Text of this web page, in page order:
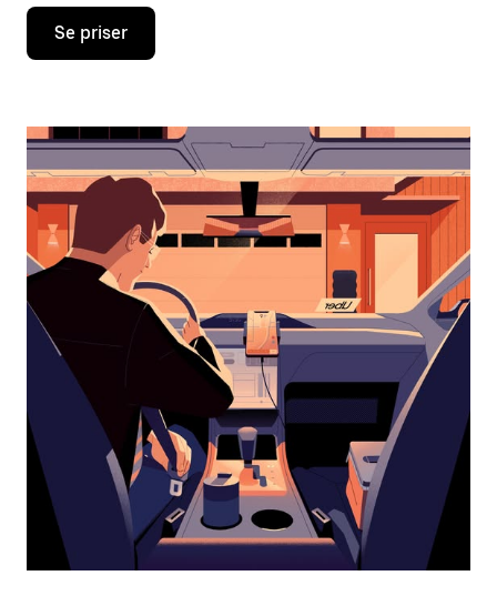
Trykk
piltast
åpne
og
velge
dato.
Trykk
på
Esc-
knappen
kalenderen.
Se priser